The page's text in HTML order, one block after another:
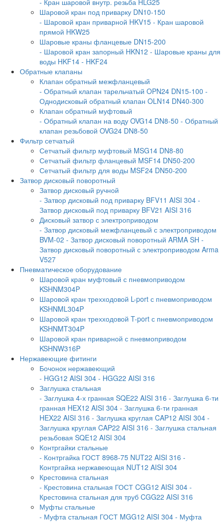
Шаровой кран под приварку DN10-150
- Шаровой кран приварной HKV15 - Кран шаровой
прямой HKW25
Шаровые краны фланцевые DN15-200
- Шаровой кран запорный HKN12 - Шаровые краны для
воды HKF14 - HKF24
Обратные клапаны
Клапан обратный межфланцевый
- Обратный клапан тарельчатый OPN24 DN15-100 -
Однодисковый обратный клапан OLN14 DN40-300
Клапан обратный муфтовый
- Обратный клапан на воду OVG14 DN8-50 - Обратный
клапан резьбовой OVG24 DN8-50
Фильтр сетчатый
Сетчатый фильтр муфтовый MSG14 DN8-80
Сетчатый фильтр фланцевый MSF14 DN50-200
Сетчатый фильтр для воды MSF24 DN50-200
Затвор дисковый поворотный
Затвор дисковый ручной
- Затвор дисковый под приварку BFV11 AISI 304 -
Затвор дисковый под приварку BFV21 AISI 316
Дисковый затвор с электроприводом
- Затвор дисковый межфланцевый с электроприводом
BVM-02 - Затвор дисковый поворотный ARMA SH -
Затвор дисковый поворотный с электроприводом Arma
V527
Пневматическое оборудование
Шаровой кран муфтовый с пневмоприводом
KSHNM304P
Шаровой кран трехходовой L-port с пневмоприводом
KSHNML304P
Шаровой кран трехходовой T-port с пневмоприводом
KSHNMT304P
Шаровой кран приварной с пневмоприводом
KSHNW316P
Нержавеющие фитинги
Бочонок нержавеющий
- HGG12 AISI 304 - HGG22 AISI 316
Заглушка стальная
- Заглушка 4-х гранная SQE22 AISI 316 - Заглушка 6-ти
гранная HEX12 AISI 304 - Заглушка 6-ти гранная
HEX22 AISI 316 - Заглушка круглая CAP12 AISI 304 -
Заглушка круглая CAP22 AISI 316 - Заглушка стальная
резьбовая SQE12 AISI 304
Контргайки стальные
- Контргайка ГОСТ 8968-75 NUT22 AISI 316 -
Контргайка нержавеющая NUT12 AISI 304
Крестовина стальная
- Крестовина стальная ГОСТ CGG12 AISI 304 -
Крестовина стальная для труб CGG22 AISI 316
Муфты стальные
- Муфта стальная ГОСТ MGG12 AISI 304 - Муфта